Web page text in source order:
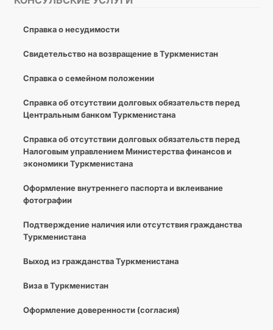
Справка о несудимости
Свидетельство на возвращение в Туркменистан
Справка о семейном положении
Cправка об отсутствии долговых обязательств перед
Центральным банком Туркменистана
Справка об отсутствии долговых обязательств перед
Налоговым управлением Министерства финансов и
экономики Туркменистана
Оформление внутреннего паспорта и вклеивание
фотографии
Подтверждение наличия или отсутствия гражданства
Туркменистана
Выход из гражданства Туркменистана
Виза в Туркменистан
Оформление доверенности (согласия)